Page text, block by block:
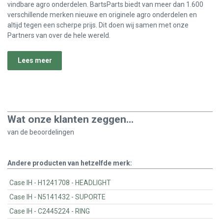
vindbare agro onderdelen. BartsParts biedt van meer dan 1.600
verschillende merken nieuwe en originele agro onderdelen en
altijd tegen een scherpe prijs. Dit doen wij samen met onze
Partners van over de hele wereld.
Lees meer
Wat onze klanten zeggen...
van de beoordelingen
Andere producten van hetzelfde merk:
Case IH - H1241708 - HEADLIGHT
Case IH - N5141432 - SUPORTE
Case IH - C2445224 - RING